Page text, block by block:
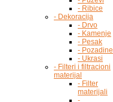
- Ribice
- Dekoracija
- Drvo
- Kamenje
- Pesak
- Pozadine
- Ukrasi
- Filteri i filtracioni
materijal
- Filter
materijali
-